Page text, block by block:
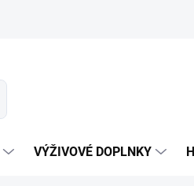
VÝŽIVOVÉ DOPLNKY